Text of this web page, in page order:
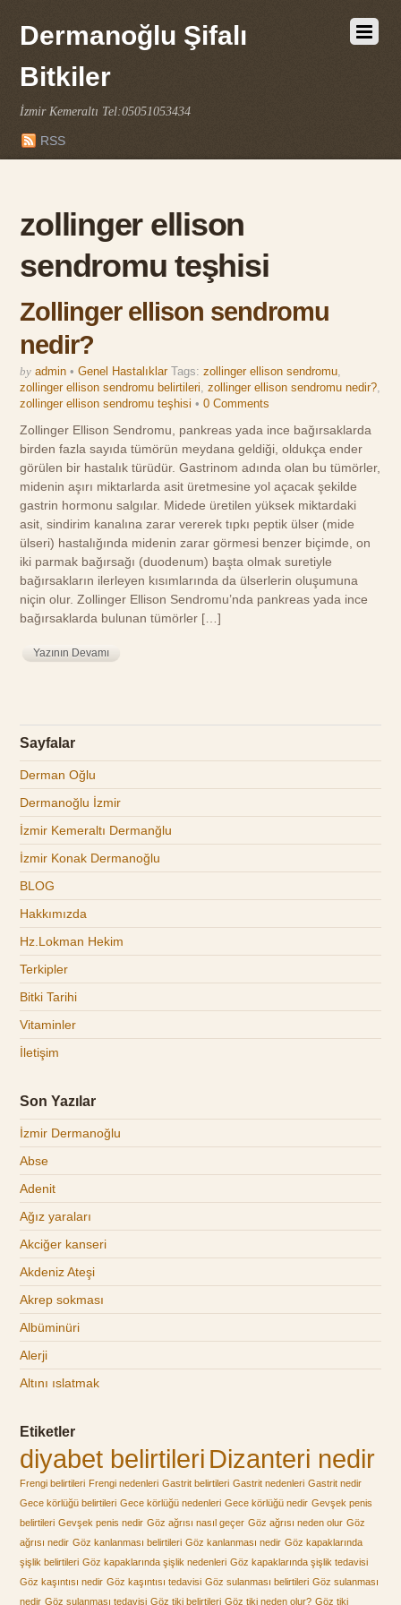
Dermanoğlu Şifalı
Bitkiler
İzmir Kemeraltı Tel:05051053434
RSS
zollinger ellison
sendromu teşhisi
Zollinger ellison sendromu
nedir?
by admin • Genel Hastalıklar Tags:zollinger ellison sendromu,
zollinger ellison sendromu belirtileri,zollinger ellison sendromu nedir?,
zollinger ellison sendromu teşhisi •0 Comments
Zollinger Ellison Sendromu, pankreas yada ince bağırsaklarda
birden fazla sayıda tümörün meydana geldiği, oldukça ender
görülen bir hastalık türüdür. Gastrinom adında olan bu tümörler,
midenin aşırı miktarlarda asit üretmesine yol açacak şekilde
gastrin hormonu salgılar. Midede üretilen yüksek miktardaki
asit, sindirim kanalına zarar vererek tıpkı peptik ülser (mide
ülseri) hastalığında midenin zarar görmesi benzer biçimde, on
iki parmak bağırsağı (duodenum) başta olmak suretiyle
bağırsakların ilerleyen kısımlarında da ülserlerin oluşumuna
niçin olur. Zollinger Ellison Sendromu’nda pankreas yada ince
bağırsaklarda bulunan tümörler […]
Yazının Devamı
Sayfalar
Derman Oğlu
Dermanoğlu İzmir
İzmir Kemeraltı Dermanğlu
İzmir Konak Dermanoğlu
BLOG
Hakkımızda
Hz.Lokman Hekim
Terkipler
Bitki Tarihi
Vitaminler
İletişim
Son Yazılar
İzmir Dermanoğlu
Abse
Adenit
Ağız yaraları
Akciğer kanseri
Akdeniz Ateşi
Akrep sokması
Albüminüri
Alerji
Altını ıslatmak
Etiketler
diyabet belirtileri Dizanteri nedir
Frengi belirtileri Frengi nedenleri Gastrit belirtileri Gastrit nedenleri Gastrit nedir
Gece körlüğü belirtileri Gece körlüğü nedenleri Gece körlüğü nedir Gevşek penis
belirtileri Gevşek penis nedir Göz ağrısı nasıl geçer Göz ağrısı neden olur Göz
ağrısı nedir Göz kanlanması belirtileri Göz kanlanması nedir Göz kapaklarında
şişlik belirtileri Göz kapaklarında şişlik nedenleri Göz kapaklarında şişlik tedavisi
Göz kaşıntısı nedir Göz kaşıntısı tedavisi Göz sulanması belirtileri Göz sulanması
nedir Göz sulanması tedavisi Göz tiki belirtileri Göz tiki neden olur? Göz tiki